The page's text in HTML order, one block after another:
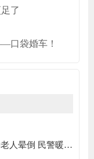
了
口袋婚车！
法治在线丨“别急我护着您！” 七旬老人晕倒 民警暖心守护